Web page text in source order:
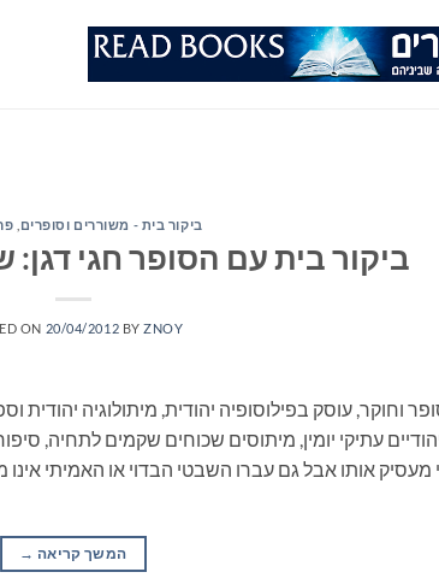
ביקור בית - משוררים וסופרים
ביקור בית עם הסופר חגי
ON 20/04/2012 BYZNOY
וחוקר, עוסק בפילוסופיה יהודית, מיתולוגיה יהודית
עתיקי יומין, מיתוסים שכוחים שקמים לתחיה,
מעסיק אותו אבל גם עברו השבטי הבדוי או האמיתי אינו
המשך קריאה →